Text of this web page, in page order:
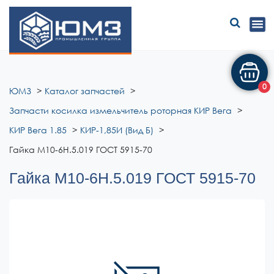
ЮМЗ
ЮМЗ
Каталог запчастей
Запчасти косилка измельчитель роторная КИР Вега
КИР Вега 1.85
КИР-1,85И (Вид Б)
Гайка М10-6Н.5.019 ГОСТ 5915-70
Гайка М10-6Н.5.019 ГОСТ 5915-70
0